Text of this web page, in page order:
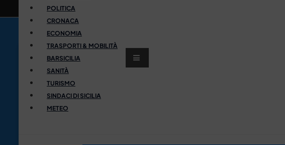
POLITICA
CRONACA
ECONOMIA
TRASPORTI & MOBILITÀ
BARSICILIA
SANITÀ
TURISMO
SINDACI DI SICILIA
METEO